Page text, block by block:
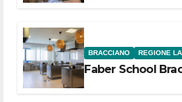
BRACCIANO REGIONE
Faber School